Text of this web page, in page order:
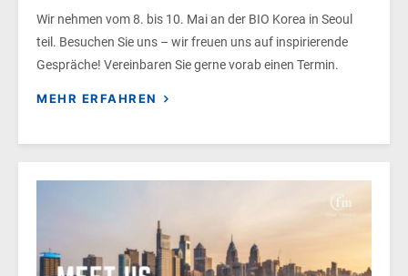
Wir nehmen vom 8. bis 10. Mai an der BIO Korea in Seoul
teil. Besuchen Sie uns – wir freuen uns auf inspirierende
Gespräche! Vereinbaren Sie gerne vorab einen Termin.
MEHR ERFAHREN